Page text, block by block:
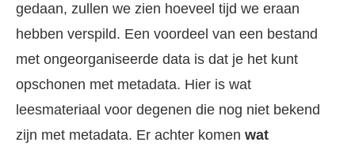
gedaan, zullen we zien hoeveel tijd we eraan
hebben verspild. Een voordeel van een bestand
met ongeorganiseerde data is dat je het kunt
opschonen met metadata. Hier is wat
leesmateriaal voor degenen die nog niet bekend
zijn met metadata. Er achter komen wat